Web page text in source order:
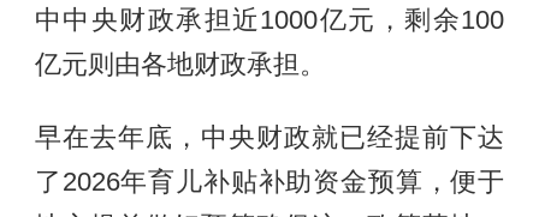
中中央财政承担近1000亿元，剩余100
亿元则由各地财政承担。
早在去年底，中央财政就已经提前下达
了2026年育儿补贴补助资金预算，便于